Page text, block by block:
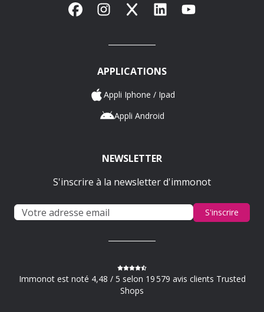
FacebookInstagram
X LinkedInYouTube
APPLICATIONS
Appli Iphone / Ipad
Appli Android
NEWSLETTER
S'inscrire à la newsletter d'immonot
S'inscrire
Immonot est noté 4,48 / 5 selon 19 579 avis clients Trusted
Shops